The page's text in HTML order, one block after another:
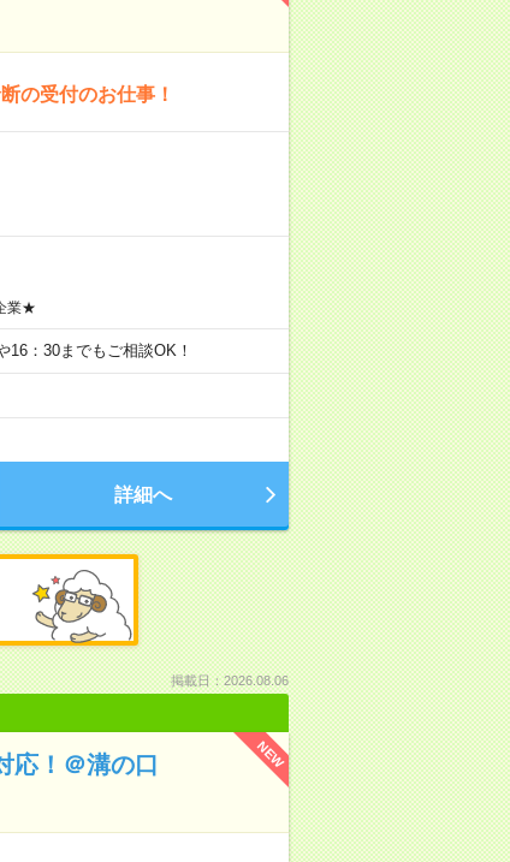
の受付のお仕事！
業★
：30までもご相談OK！
詳細へ
掲載日：2026.08.06
NEW
応！＠溝の口